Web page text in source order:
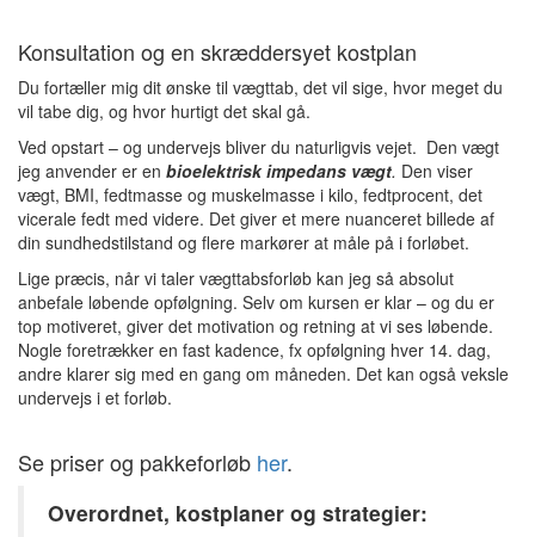
Konsultation og en skræddersyet kostplan
Du fortæller mig dit ønske til vægttab, det vil sige, hvor meget du
vil tabe dig, og hvor hurtigt det skal gå.
Ved opstart – og undervejs bliver du naturligvis vejet. Den vægt
jeg anvender er en bioelektrisk impedans vægt. Den viser
vægt, BMI, fedtmasse og muskelmasse i kilo, fedtprocent, det
vicerale fedt med videre. Det giver et mere nuanceret billede af
din sundhedstilstand og flere markører at måle på i forløbet.
Lige præcis, når vi taler vægttabsforløb kan jeg så absolut
anbefale løbende opfølgning. Selv om kursen er klar – og du er
top motiveret, giver det motivation og retning at vi ses løbende.
Nogle foretrækker en fast kadence, fx opfølgning hver 14. dag,
andre klarer sig med en gang om måneden. Det kan også veksle
undervejs i et forløb.
Se priser og pakkeforløb her.
Overordnet, kostplaner og strategier: